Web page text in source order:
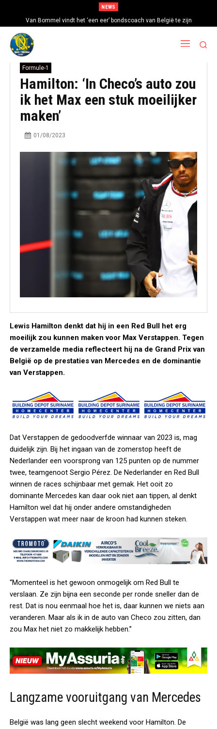
NEWS
Van Bommel vindt het ‘een eer’ bondscoach van België te zijn
Formule-1
Hamilton: ‘In Checo’s auto zou
ik het Max een stuk moeilijker
maken’
01/08/2023
Lewis Hamilton denkt dat hij in een Red Bull het erg
moeilijk zou kunnen maken voor Max Verstappen. Tegen
de verzamelde media reflecteert hij na de Grand Prix van
België op de prestaties van Mercedes en de dominantie
van Verstappen.
Dat Verstappen de gedoodverfde winnaar van 2023 is, mag
duidelijk zijn. Bij het ingaan van de zomerstop heeft de
Nederlander een voorsprong van 125 punten op de nummer
twee, teamgenoot Sergio Pérez. De Nederlander en Red Bull
winnen de races schijnbaar met gemak. Het ooit zo
dominante Mercedes kan daar ook niet aan tippen, al denkt
Hamilton wel dat hij onder andere omstandigheden
Verstappen wat meer naar de kroon had kunnen steken.
“Momenteel is het gewoon onmogelijk om Red Bull te
verslaan. Ze zijn bijna een seconde per ronde sneller dan de
rest. Dat is nou eenmaal hoe het is, daar kunnen we niets aan
veranderen. Maar als ik in de auto van Checo zou zitten, dan
zou Max het niet zo makkelijk hebben.”
Langzame vooruitgang van Mercedes
België was lang geen slecht weekend voor Hamilton. De